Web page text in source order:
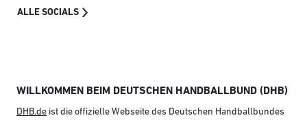
ALLE SOCIALS
WILLKOMMEN BEIM DEUTSCHEN HANDBALLBUND (DHB)
DHB.de ist die offizielle Webseite des Deutschen Handballbundes